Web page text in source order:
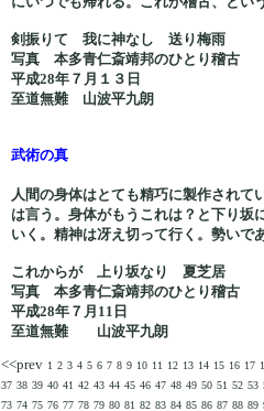
剣振りて 我に神なし 送り
写真 本多青仁斎靖邦のひと
平成28年７月１３日
至道無難 山波平九朗
武術の真
人間の身体はとても精巧に製作されて
は言う。身体がもうこれは？と下り坂
いく。精神は冴え切って行く。勢いで
これからが 上り坂なり 夏
写真 本多青仁斎靖邦のひとり
平成28年７月11日
至道無難 山波平九朗
<<prev 1 2 3 4 5 6 7 8 9 10 11 12 13 14 15 16 17
37 38 39 40 41 42 43 44 45 46 47 48 49 50 51 52 53
73 74 75 76 77 78 79 80 81 82 83 84 85 86 87 88 89